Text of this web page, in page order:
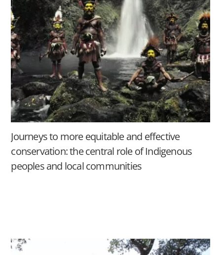
Journeys to more equitable and effective
conservation: the central role of Indigenous
peoples and local communities